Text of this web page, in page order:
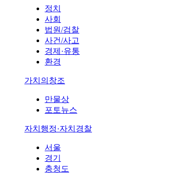
정치
사회
법원/검찰
사건/사고
경제·유통
환경
가치의창조
만물상
포토뉴스
자치행정·자치경찰
서울
경기
충청도